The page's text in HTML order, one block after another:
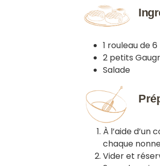
1 rouleau de
2 petits
Salade
À l’aide
chaque
Vider et